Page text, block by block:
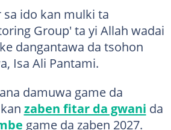
sa ido kan mulki ta
Group' ta yi Allah wadai
dangantawa da tsohon
Isa Ali Pantami.
damuwa game da
zaben fitar da gwani da
game da zaben 2027.